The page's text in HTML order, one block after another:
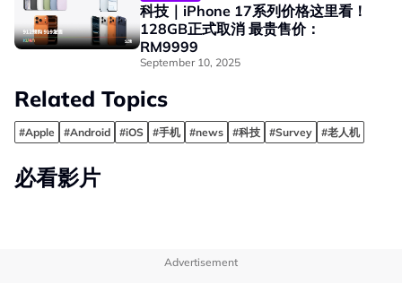
科技｜iPhone 17系列价格这里看！
128GB正式取消 最贵售价：
RM9999
September 10, 2025
Related Topics
#Apple #Android #iOS #手机 #news #科技 #Survey #老人机
必看影片
Advertisement